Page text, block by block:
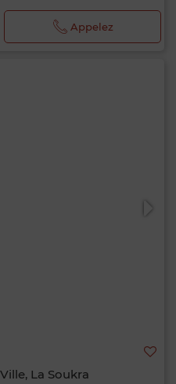
Appelez
La Soukra